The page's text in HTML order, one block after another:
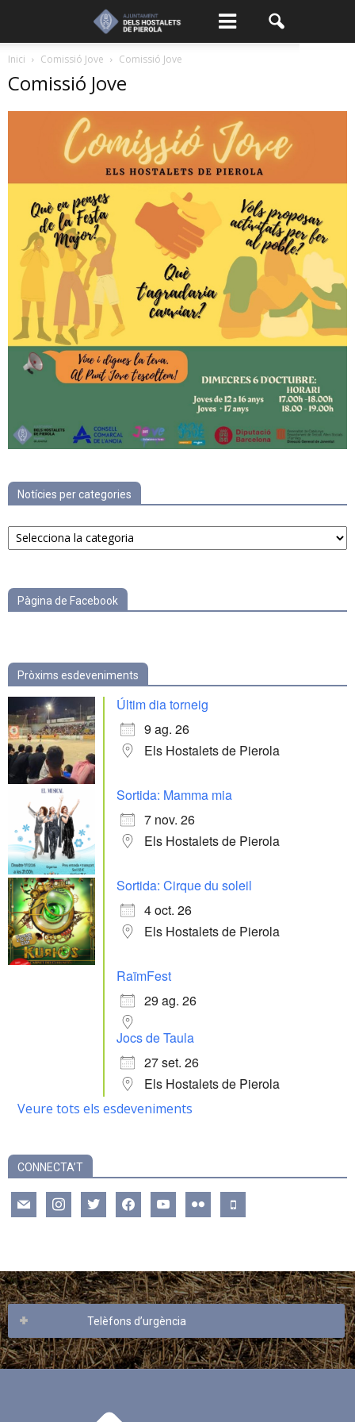
Inici Comissió Jove Comissió Jove
Comissió Jove
Notícies per categories
Notícies
per
Pàgina de Facebook
Pròxims esdeveniments
Últim dia torneig
9 ag. 26
Els Hostalets de Pierola
Sortida: Mamma mia
7 nov. 26
Els Hostalets de Pierola
Sortida: Cirque du soleil
4 oct. 26
Els Hostalets de Pierola
RaïmFest
29 ag. 26
Jocs de Taula
27 set. 26
Els Hostalets de Pierola
Veure tots els esdeveniments
CONNECTA’T
mail instagramtwitter facebookyoutube flickr mobile
Telèfons d’urgència